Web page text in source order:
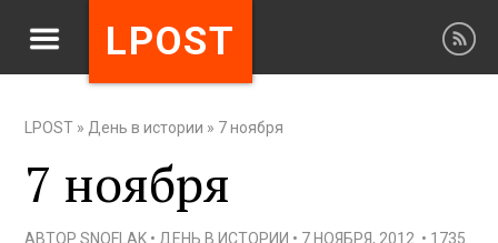
LPOST
LPOST » День в истории » 7 ноября
7 ноября
АВТОРSNOFLAK • ДЕНЬ В ИСТОРИИ • 7 НОЯБРЯ, 2012 • 1735